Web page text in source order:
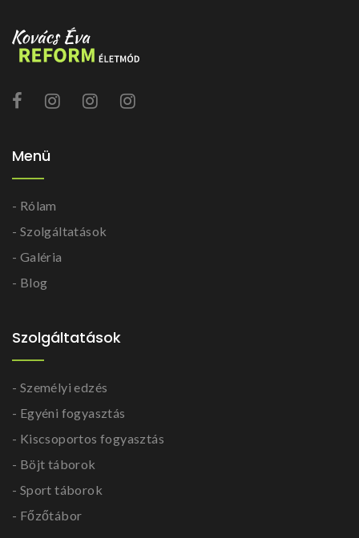
Menü
- Rólam
- Szolgáltatások
- Galéria
- Blog
Szolgáltatások
- Személyi edzés
- Egyéni fogyasztás
- Kiscsoportos fogyasztás
- Böjt táborok
- Sport táborok
- Főzőtábor